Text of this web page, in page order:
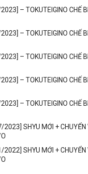
– TOKUTEIGINO CHẾ
– TOKUTEIGINO CHẾ
– TOKUTEIGINO CHẾ
– TOKUTEIGINO CHẾ
– TOKUTEIGINO CHẾ
SHYU MỚI + CHUYỂN
SHYU MỚI + CHUYỂN